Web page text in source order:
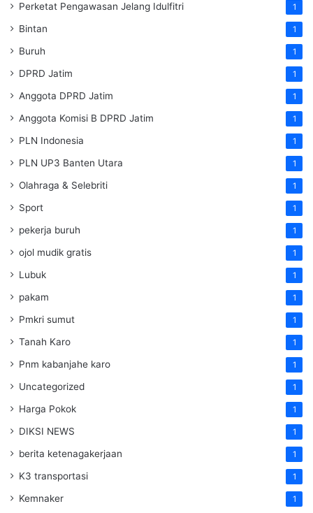
Perketat Pengawasan Jelang Idulfitri 1
Bintan 1
Buruh 1
DPRD Jatim 1
Anggota DPRD Jatim 1
Anggota Komisi B DPRD Jatim 1
PLN Indonesia 1
PLN UP3 Banten Utara 1
Olahraga & Selebriti 1
Sport 1
pekerja buruh 1
ojol mudik gratis 1
Lubuk 1
pakam 1
Pmkri sumut 1
Tanah Karo 1
Pnm kabanjahe karo 1
Uncategorized 1
Harga Pokok 1
DIKSI NEWS 1
berita ketenagakerjaan 1
K3 transportasi 1
Kemnaker 1